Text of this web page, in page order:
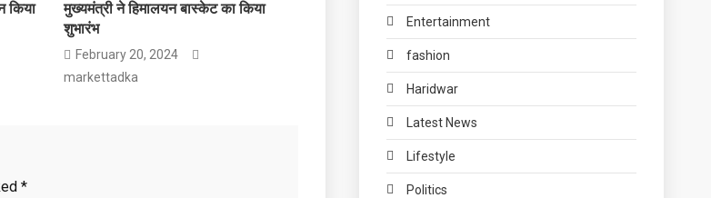
किया
मुख्यमंत्री ने हिमालयन बास्केट का किया
शुभारंभ
February 20, 2024
markettadka
*
Entertainment
fashion
Haridwar
Latest News
Lifestyle
Politics